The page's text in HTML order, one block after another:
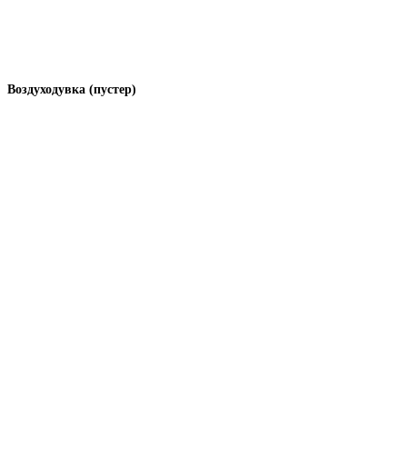
Воздуходувка (пустер)